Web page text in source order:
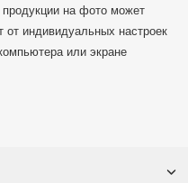
на фото может
от индивидуальных настроек
или экране